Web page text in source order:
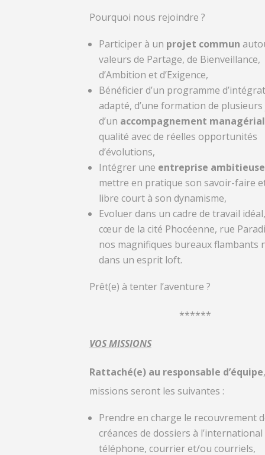
Pourquoi nous rejoindre ?
Participer à un projet commun
valeurs de Partage, de Bienveillance,
d’Ambition et d’Exigence,
Bénéficier d’un programme
adapté, d’une formation de
d’un accompagnement managérial
qualité avec de réelles opportunités
d’évolutions,
Intégrer une entreprise ambitieuse
mettre en pratique son savoir-faire
libre court à son dynamisme,
Evoluer dans un cadre de travail
cœur de la cité Phocéenne, rue
nos magnifiques bureaux flambants
dans un esprit loft.
Prêt(e) à tenter l’aventure ?
******
VOS MISSIONS
Rattaché(e) au responsable d’équipe
missions seront les suivantes :
Prendre en charge le recouvrement
créances de dossiers à
téléphone, courrier et/ou courriels,